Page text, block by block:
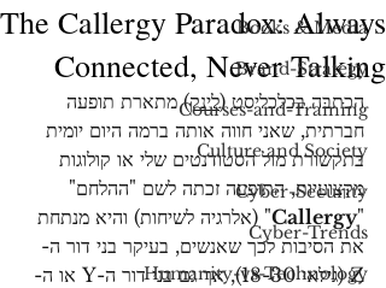
Books & Media
Brand-Strategy
Courses-and-Training
Culture and Society
Cyber-Security
Cyber-Trends
Humanity-vs-Technology
The Callergy Paradox: Always
Connected, Never Talking
הכתבה בכלכליסט (לינק) מתארת תופעה
חברתית, שאני חווה אותה ברמה היום יומית
בתקשורת מול הסטודנטים שלי או קולוגות
מקצועיות, התופעה זכתה לשם "ההלחם"
"
Callergy" (אלרגיה לשיחות) והיא מנתחת
את הסיבות לכך שאנשים, בעיקר בני דור ה-
Z (גילאי 18-30), אך גם בני דור ה-Y או ה-